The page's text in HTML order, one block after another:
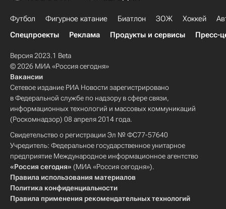
Футбол Фигурное катание Биатлон ЗОЖ Хоккей
Спецпроекты
Реклама Продукты и сервисы Пресс-
Версия 2023.1 Beta
© 2026 МИА «Россия сегодня»
Вакансии
Сетевое издание РИА Новости зарегистрировано
в Федеральной службе по надзору в сфере связи,
информационных технологий и массовых коммуникаций
(Роскомнадзор) 08 апреля 2014 года.
Свидетельство о регистрации Эл № ФС77-57640
Учредитель: Федеральное государственное унитарное
предприятие Международное информационное агентство
«Россия сегодня» (МИА «Россия сегодня»).
Правила использования материалов
Политика конфиденциальности
Правила применения рекомендательных технологий